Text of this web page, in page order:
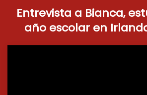
Entrevista a Bianca,
año escolar en